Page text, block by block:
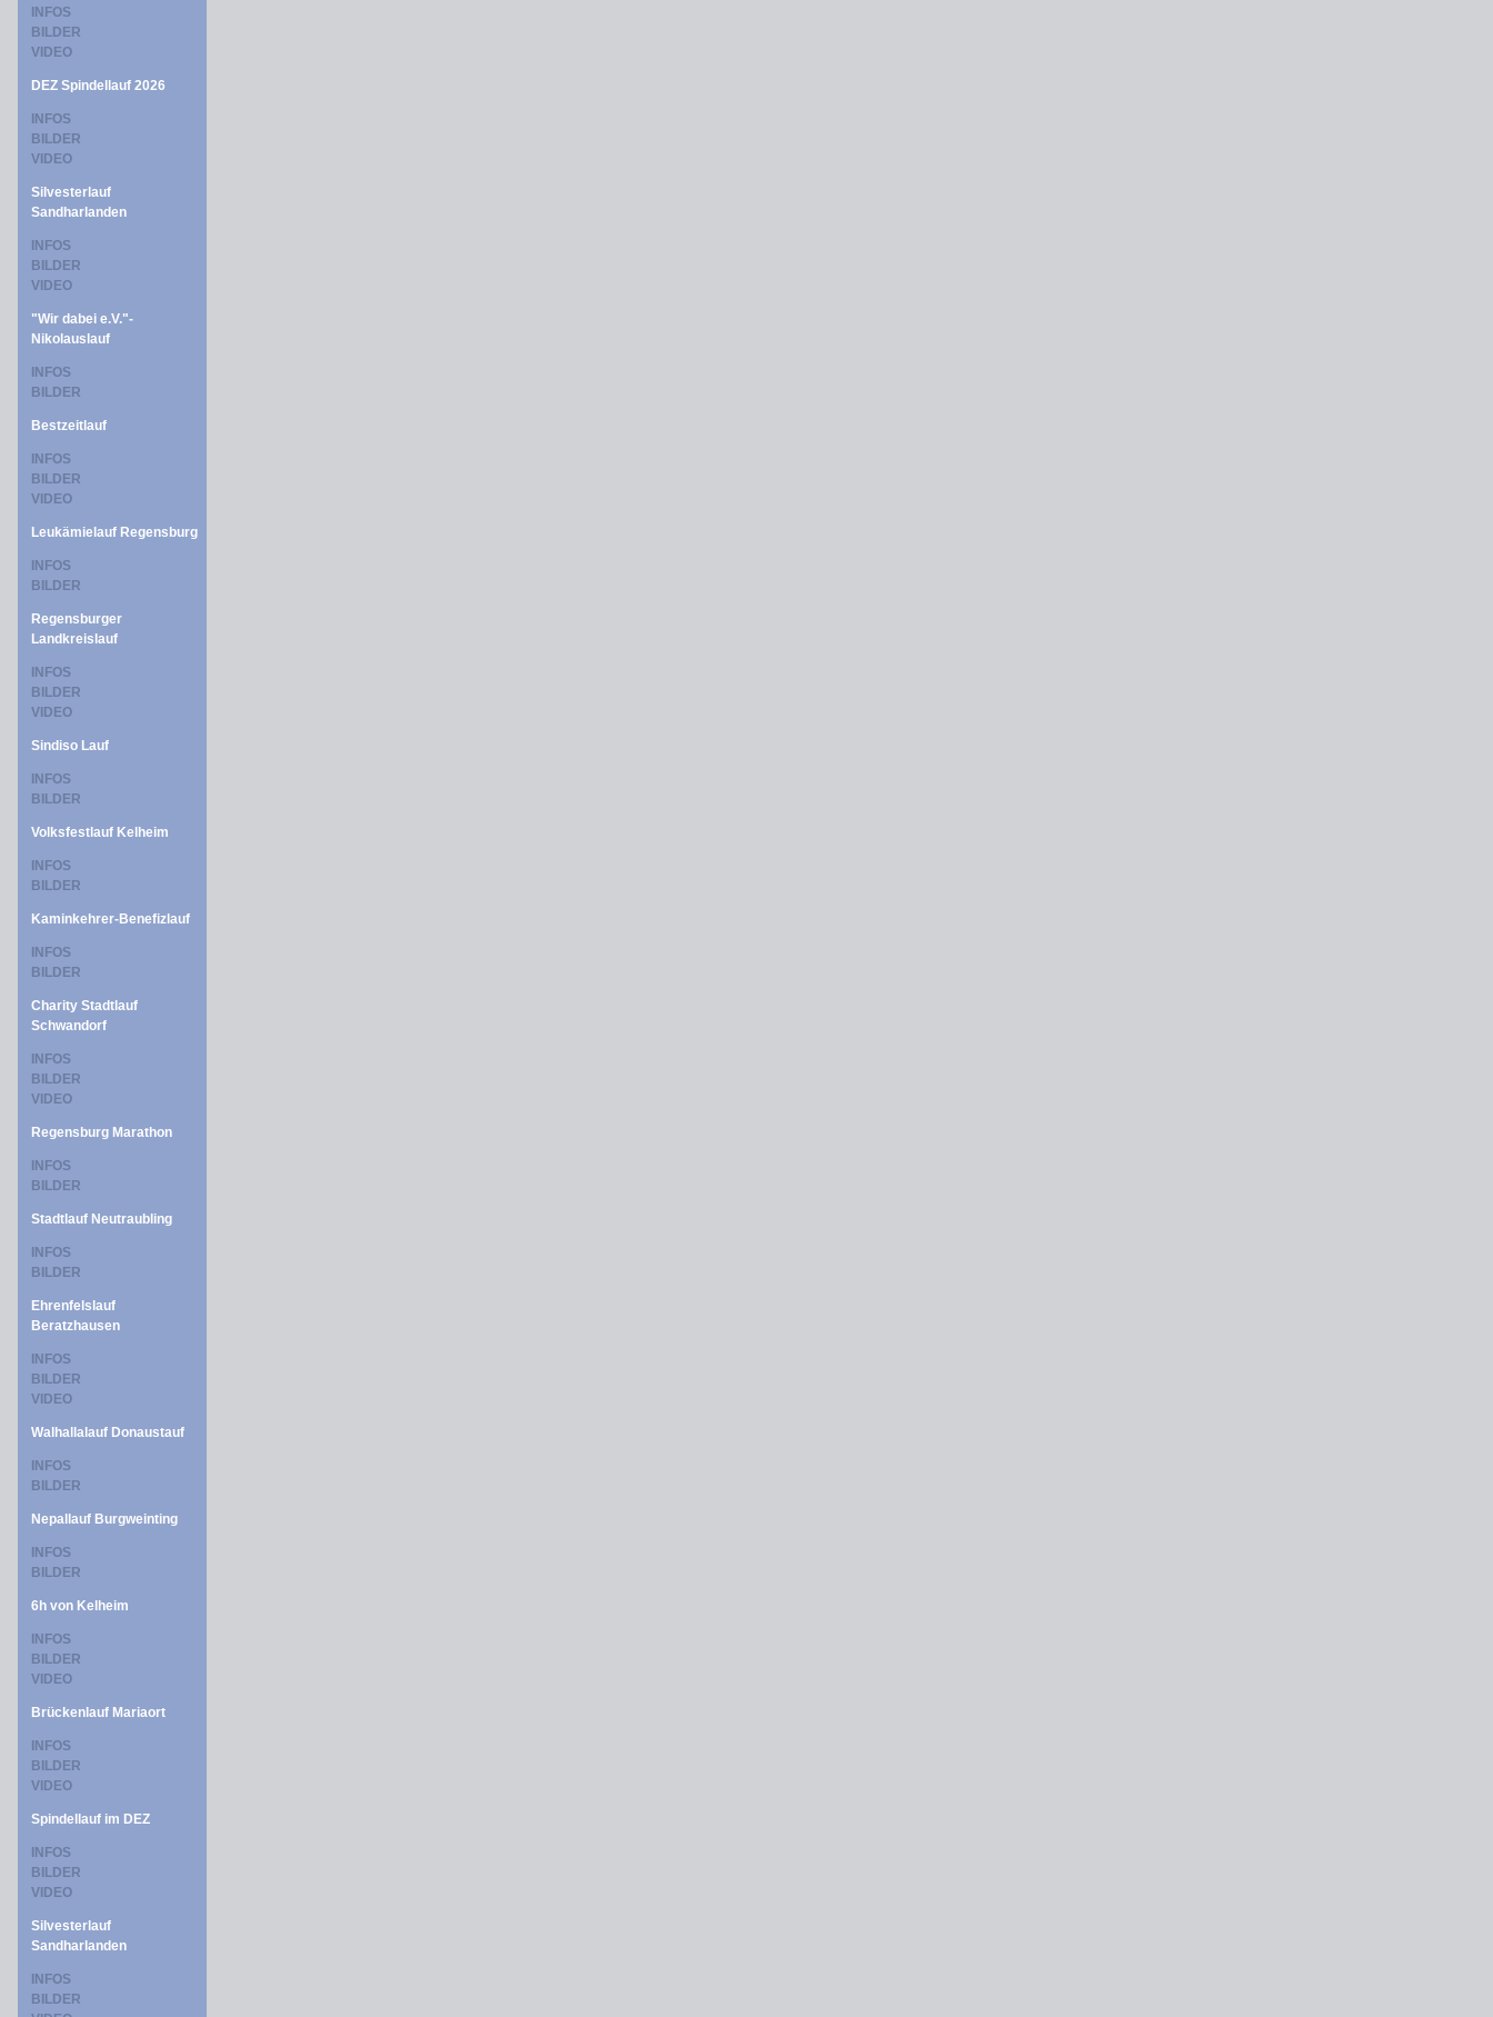
INFOS
BILDER
VIDEO
DEZ Spindellauf 2026
INFOS
BILDER
VIDEO
Silvesterlauf
Sandharlanden
INFOS
BILDER
VIDEO
"Wir dabei e.V."-
Nikolauslauf
INFOS
BILDER
Bestzeitlauf
INFOS
BILDER
VIDEO
Leukämielauf Regensburg
INFOS
BILDER
Regensburger
Landkreislauf
INFOS
BILDER
VIDEO
Sindiso Lauf
INFOS
BILDER
Volksfestlauf Kelheim
INFOS
BILDER
Kaminkehrer-Benefizlauf
INFOS
BILDER
Charity Stadtlauf
Schwandorf
INFOS
BILDER
VIDEO
Regensburg Marathon
INFOS
BILDER
Stadtlauf Neutraubling
INFOS
BILDER
Ehrenfelslauf
Beratzhausen
INFOS
BILDER
VIDEO
Walhallalauf Donaustauf
INFOS
BILDER
Nepallauf Burgweinting
INFOS
BILDER
6h von Kelheim
INFOS
BILDER
VIDEO
Brückenlauf Mariaort
INFOS
BILDER
VIDEO
Spindellauf im DEZ
INFOS
BILDER
VIDEO
Silvesterlauf
Sandharlanden
INFOS
BILDER